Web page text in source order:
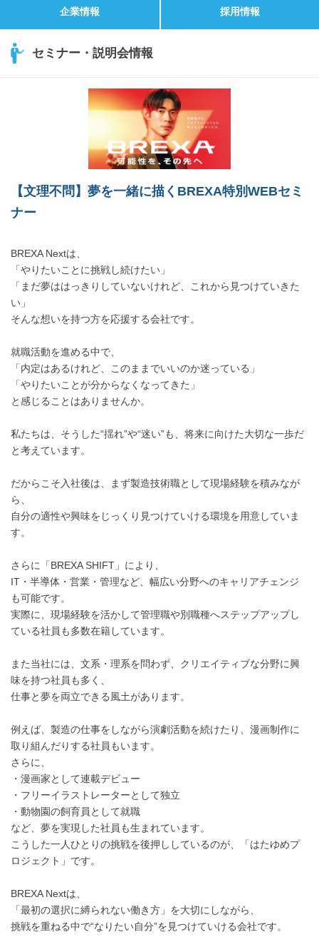
企業情報 採用情報
セミナー・説明会情報
【文理不問】夢を一緒に描くBREXA特別WEBセミ
ナー
BREXA Nextは、
「やりたいことに挑戦し続けたい」
「まだ夢ははっきりしていないけれど、これから見つけていきた
い」
そんな想いを持つ方を応援する会社です。
就職活動を進める中で、
「内定はあるけれど、このままでいいのか迷っている」
「やりたいことが分からなくなってきた」
と感じることはありませんか。
私たちは、そうした“揺れ”や“迷い”も、将来に向けた大切な一歩だ
と考えています。
だからこそ入社後は、まず製造技術職として現場経験を積みなが
ら、
自分の適性や興味をじっくり見つけていける環境を用意していま
す。
さらに「BREXA SHIFT」により、
IT・半導体・営業・管理など、幅広い分野へのキャリアチェンジ
も可能です。
実際に、現場経験を活かして管理職や別職種へステップアップし
ている社員も多数在籍しています。
また当社には、文系・理系を問わず、クリエイティブな分野に興
味を持つ社員も多く、
仕事と夢を両立できる風土があります。
例えば、製造の仕事をしながら演劇活動を続けたり、漫画制作に
取り組んだりする社員もいます。
さらに、
・漫画家として連載デビュー
・フリーイラストレーターとして独立
・動物園の飼育員として就職
など、夢を実現した社員も生まれています。
こうした一人ひとりの挑戦を後押ししているのが、「はたゆめプ
ロジェクト」です。
BREXA Nextは、
「最初の選択に縛られない働き方」を大切にしながら、
挑戦を重ねる中で“なりたい自分”を見つけていける会社です。